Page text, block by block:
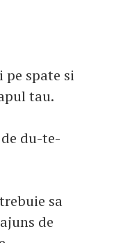
pe spate si
tau.
du-te-
sa
de